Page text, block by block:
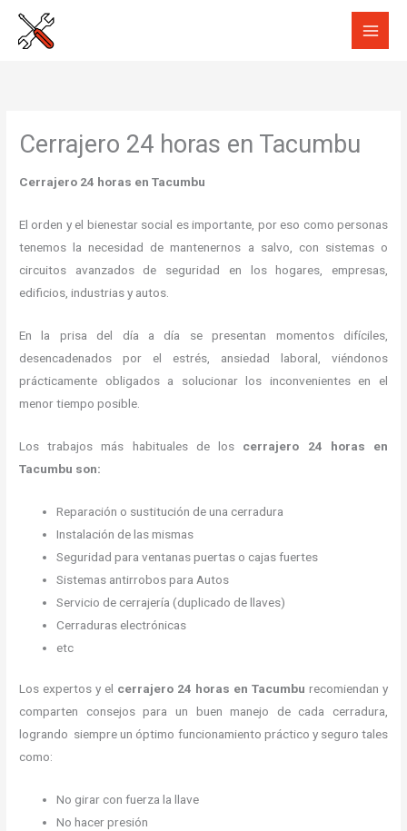
Cerrajero 24 horas en Tacumbu
Cerrajero 24 horas en Tacumbu
El orden y el bienestar social es importante, por eso como personas
tenemos la necesidad de mantenernos a salvo, con sistemas o
circuitos avanzados de seguridad en los hogares, empresas,
edificios, industrias y autos.
En la prisa del día a día se presentan momentos difíciles,
desencadenados por el estrés, ansiedad laboral, viéndonos
prácticamente obligados a solucionar los inconvenientes en el
menor tiempo posible.
Los trabajos más habituales de los cerrajero 24 horas en
Tacumbu son:
Reparación o sustitución de una cerradura
Instalación de las mismas
Seguridad para ventanas puertas o cajas fuertes
Sistemas antirrobos para Autos
Servicio de cerrajería (duplicado de llaves)
Cerraduras electrónicas
etc
Los expertos y el cerrajero 24 horas en Tacumbu recomiendan y
comparten consejos para un buen manejo de cada cerradura,
logrando siempre un óptimo funcionamiento práctico y seguro tales
como:
No girar con fuerza la llave
No hacer presión